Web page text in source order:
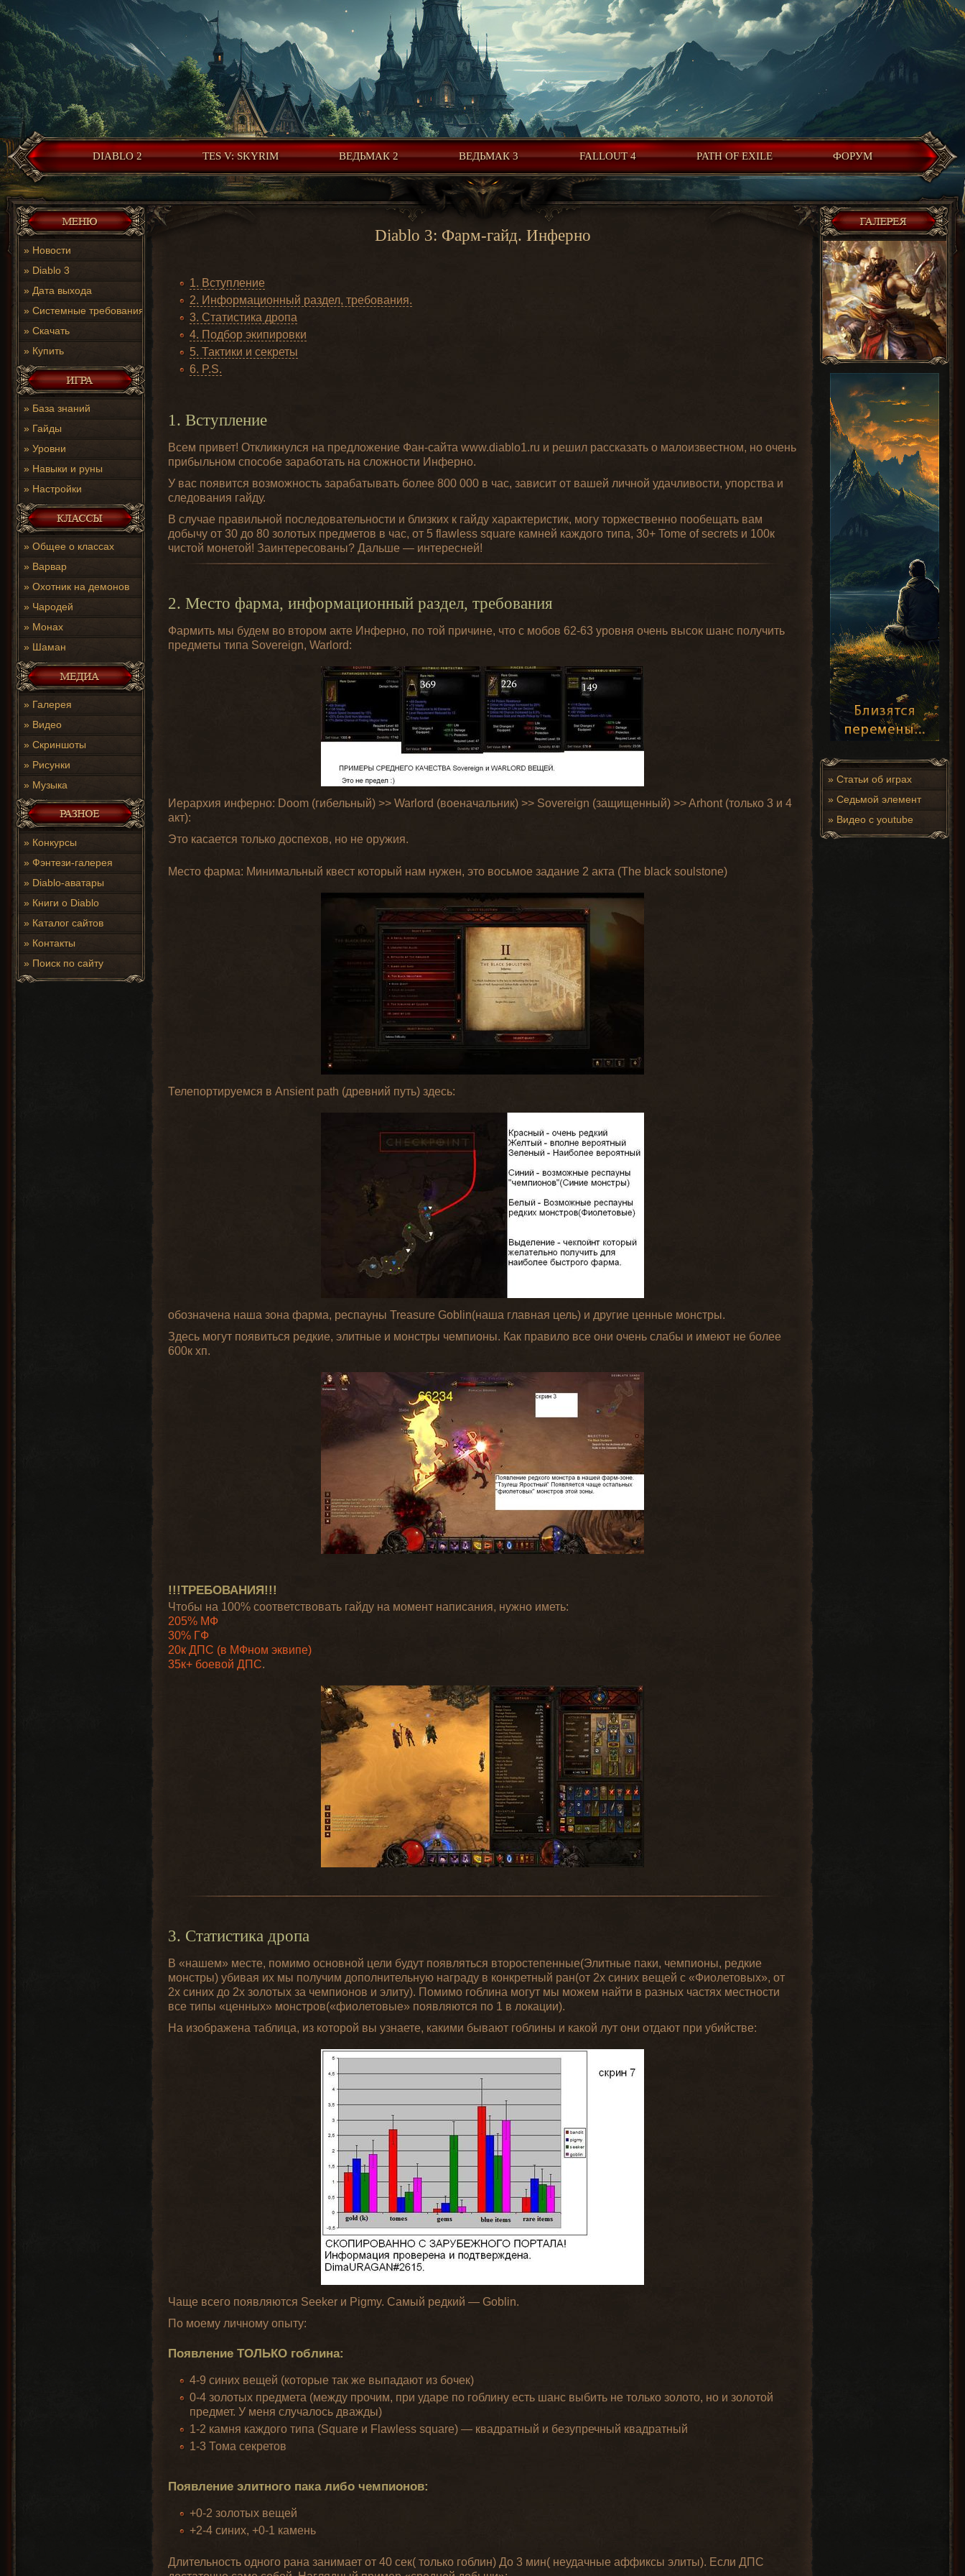
DIABLO 2 TES V: SKYRIM ВЕДЬМАК 2 ВЕДЬМАК 3 FALLOUT 4 PATH OF EXILE ФОРУМ
» Новости
» Diablo 3
» Дата выхода
» Системные требования
» Скачать
» Купить
» База знаний
» Гайды
» Уровни
» Навыки и руны
» Настройки
» Общее о классах
» Варвар
» Охотник на демонов
» Чародей
» Монах
» Шаман
» Галерея
» Видео
» Скриншоты
» Рисунки
» Музыка
» Конкурсы
» Фэнтези-галерея
» Diablo-аватары
» Книги о Diablo
» Каталог сайтов
» Контакты
» Поиск по сайту
» Статьи об играх
» Седьмой элемент
» Видео с youtube
Diablo 3: Фарм-гайд. Инферно
1. Вступление
2. Информационный раздел, требования.
3. Статистика дропа
4. Подбор экипировки
5. Тактики и секреты
6. P.S.
1. Вступление
Всем привет! Откликнулся на предложение Фан-сайта www.diablo1.ru и решил рассказать о малоизвестном, но очень
прибыльном способе заработать на сложности Инферно.
У вас появится возможность зарабатывать более 800 000 в час, зависит от вашей личной удачливости, упорства и
следования гайду.
В случае правильной последовательности и близких к гайду характеристик, могу торжественно пообещать вам
добычу от 30 до 80 золотых предметов в час, от 5 flawless square камней каждого типа, 30+ Tome of secrets и 100к
чистой монетой! Заинтересованы? Дальше — интересней!
2. Место фарма, информационный раздел, требования
Фармить мы будем во втором акте Инферно, по той причине, что с мобов 62-63 уровня очень высок шанс получить
предметы типа Sovereign, Warlord:
Иерархия инферно: Doom (гибельный) >> Warlord (военачальник) >> Sovereign (защищенный) >> Arhont (только 3 и 4
акт):
Это касается только доспехов, но не оружия.
Место фарма: Минимальный квест который нам нужен, это восьмое задание 2 акта (The black soulstone)
Телепортируемся в Ansient path (древний путь) здесь:
обозначена наша зона фарма, респауны Treasure Goblin(наша главная цель) и другие ценные монстры.
Здесь могут появиться редкие, элитные и монстры чемпионы. Как правило все они очень слабы и имеют не более
600к хп.
!!!ТРЕБОВАНИЯ!!!
Чтобы на 100% соответствовать гайду на момент написания, нужно иметь:
205% МФ
30% ГФ
20к ДПС (в МФном эквипе)
35к+ боевой ДПС.
3. Статистика дропа
В «нашем» месте, помимо основной цели будут появляться второстепенные(Элитные паки, чемпионы, редкие
монстры) убивая их мы получим дополнительную награду в конкретный ран(от 2х синих вещей с «Фиолетовых», от
2х синих до 2х золотых за чемпионов и элиту). Помимо гоблина могут мы можем найти в разных частях местности
все типы «ценных» монстров(«фиолетовые» появляются по 1 в локации).
На изображена таблица, из которой вы узнаете, какими бывают гоблины и какой лут они отдают при убийстве:
Чаще всего появляются Seeker и Pigmy. Самый редкий — Goblin.
По моему личному опыту:
Появление ТОЛЬКО гоблина:
4-9 синих вещей (которые так же выпадают из бочек)
0-4 золотых предмета (между прочим, при ударе по гоблину есть шанс выбить не только золото, но и золотой
предмет. У меня случалось дважды)
1-2 камня каждого типа (Square и Flawless square) — квадратный и безупречный квадратный
1-3 Тома секретов
Появление элитного пака либо чемпионов:
+0-2 золотых вещей
+2-4 синих, +0-1 камень
Длительность одного рана занимает от 40 сек( только гоблин) До 3 мин( неудачные аффиксы элиты). Если ДПС